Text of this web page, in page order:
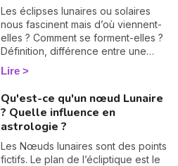
Les éclipses lunaires ou solaires
nous fascinent mais d’où viennent-
elles ? Comment se forment-elles ?
Définition, différence entre une
éclipse lunaire et solaire, influence
en astrologie et dates des éclipses
sujet.
Lire
Qu'est-ce qu'un nœud Lunaire
? Quelle influence en
astrologie ?
Les Nœuds lunaires sont des points
fictifs. Le plan de l’écliptique est le